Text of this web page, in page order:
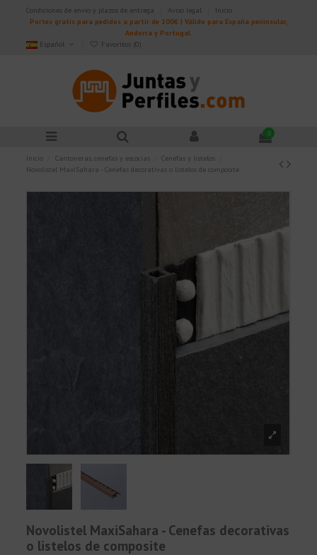
Condiciones de envío y plazos de entrega Aviso legal
Inicio
Portes gratis para pedidos a partir de 100€ | Válido para España peninsular,
Andorra y Portugal.
Español
Favoritos (0)
0
Inicio Cantoneras, cenefas y escocias
Cenefas y listelos
Novolistel MaxiSahara - Cenefas decorativas o listelos de composite
Novolistel MaxiSahara - Cenefas decorativas
o listelos de composite